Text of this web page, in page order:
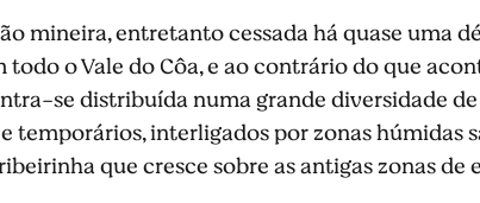
mineira, entretanto cessada há quase uma
todo o Vale do Côa, e ao contrário do que
se distribuída numa grande diversidade
temporários, interligados por zonas húmidas
que cresce sobre as antigas zonas